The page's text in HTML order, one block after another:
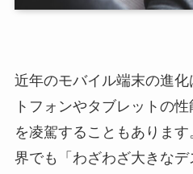
近年のモバイル端末の進
トフォンやタブレットの
を凌駕することもありま
界でも「わざわざ大きな